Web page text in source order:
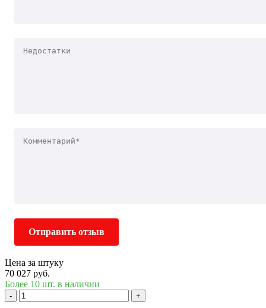
Отправить отзыв
Цена за штуку
70 027 руб.
Более 10 шт. в наличии
- +